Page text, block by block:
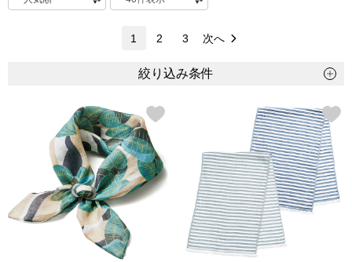
その他
トップス
Tシャツ／カッ
1 2 3 次へ
絞り込み条件